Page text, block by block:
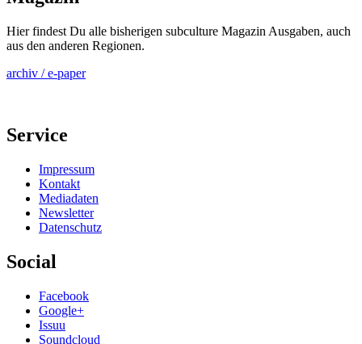
Hier findest Du alle bisherigen subculture Magazin Ausgaben, auch
aus den anderen Regionen.
archiv / e-paper
Service
Impressum
Kontakt
Mediadaten
Newsletter
Datenschutz
Social
Facebook
Google+
Issuu
Soundcloud